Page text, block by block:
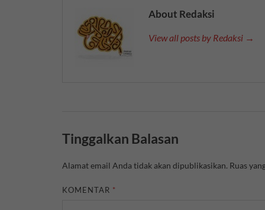
About Redaksi
View all posts by Redaksi →
Tinggalkan Balasan
Alamat email Anda tidak akan dipublikasikan. Ruas
KOMENTAR *